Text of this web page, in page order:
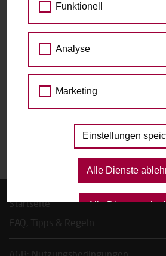
zu den Raddetails
Das gewählte Datum ist nicht
Startseite
FAQ, Tipps & Regeln
Funktionell
Analyse
Marketing
Einstellungen
Alle Dienste
Alle Dienste